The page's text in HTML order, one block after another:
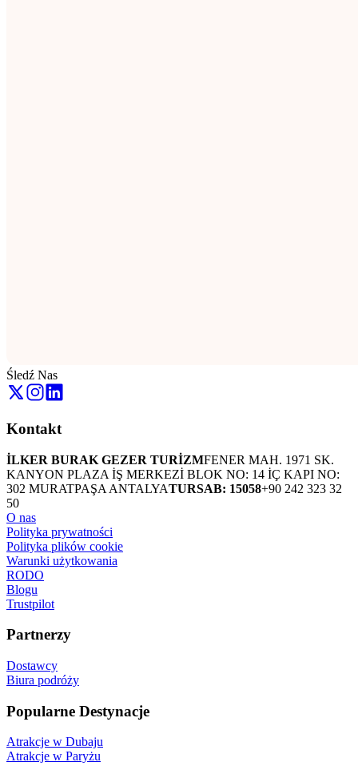
Śledź Nas
Kontakt
İLKER BURAK GEZER TURİZMFENER MAH. 1971 SK.
KANYON PLAZA İŞ MERKEZİ BLOK NO: 14 İÇ KAPI NO:
302 MURATPAŞA ANTALYATURSAB: 15058+90 242 323 32
50
O nas
Polityka prywatności
Polityka plików cookie
Warunki użytkowania
RODO
Blogu
Trustpilot
Partnerzy
Dostawcy
Biura podróży
Popularne Destynacje
Atrakcje w Dubaju
Atrakcje w Paryżu